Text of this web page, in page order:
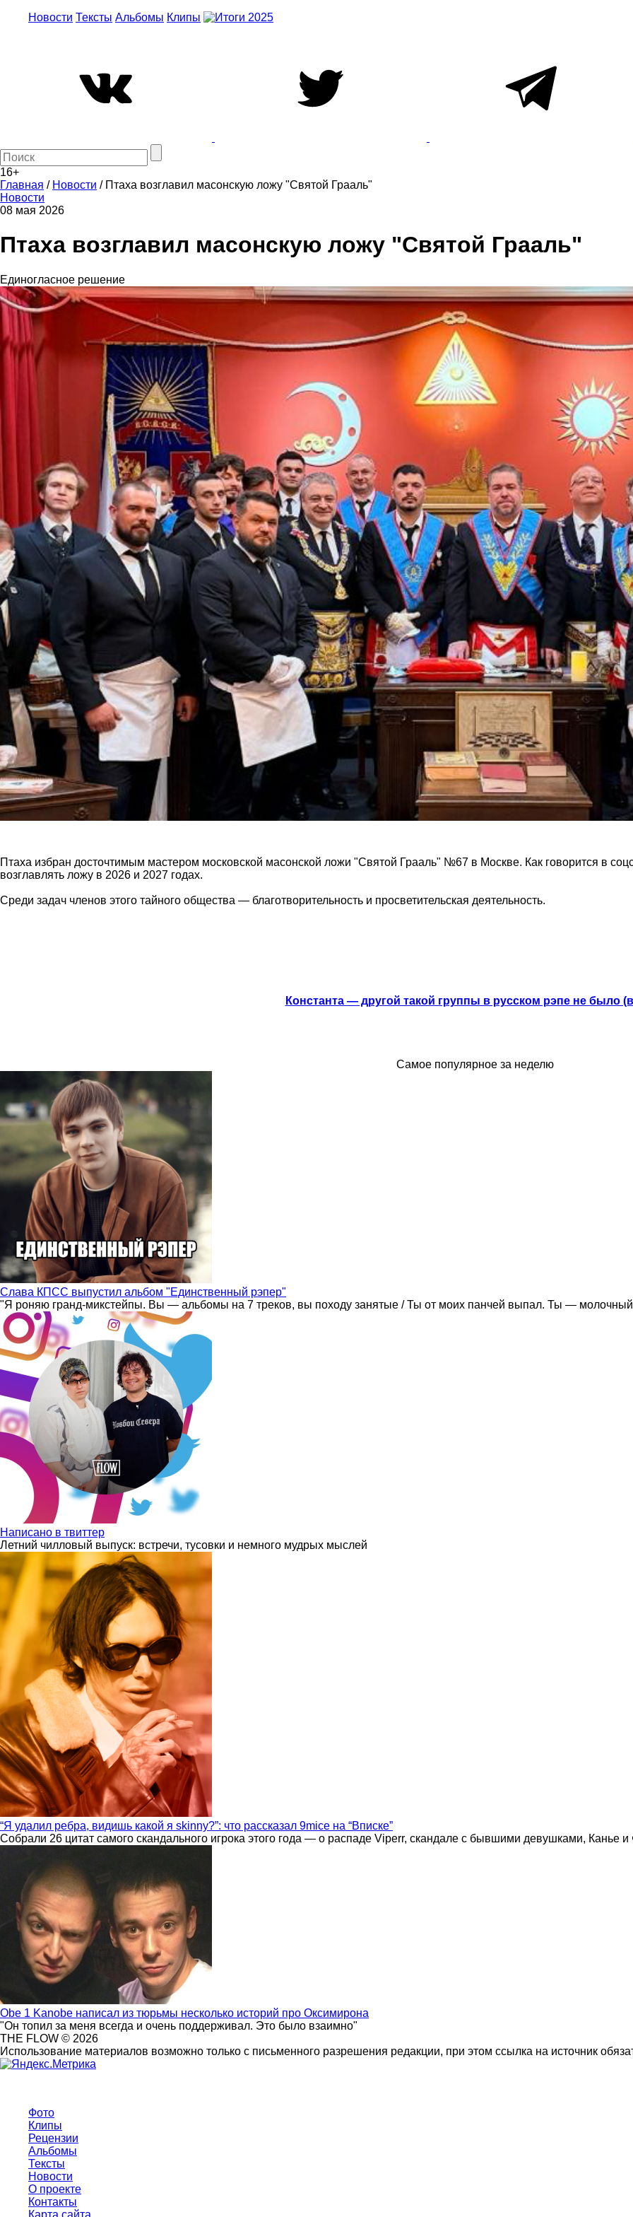
Новости Тексты Альбомы Клипы
16+
Главная / Новости / Птаха возглавил масонскую ложу "Святой Грааль"
Новости
08 мая 2026
Птаха возглавил масонскую ложу "Святой Грааль"
Единогласное решение
Птаха избран досточтимым мастером московской масонской ложи "Святой Грааль" №67 в Москве. Как говорится в
возглавлять ложу в 2026 и 2027 годах.
Среди задач членов этого тайного общества — благотворительность и просветительская деятельность.
Константа — другой такой группы в русском рэпе не было
Самое популярное за неделю
Слава КПСС выпустил альбом "Единственный рэпер"
"Я роняю гранд-микстейпы. Вы — альбомы на 7 треков, вы походу занятые / Ты от моих панчей выпал. Ты —
Написано в твиттер
Летний чилловый выпуск: встречи, тусовки и немного мудрых мыслей
“Я удалил ребра, видишь какой я skinny?”: что рассказал 9mice на “Вписке”
Собрали 26 цитат самого скандального игрока этого года — о распаде Viperr, скандале с бывшими девушками, Канье
Obe 1 Kanobe написал из тюрьмы несколько историй про Оксимирона
"Он топил за меня всегда и очень поддерживал. Это было взаимно"
THE FLOW © 2026
Использование материалов возможно только с письменного разрешения редакции, при этом ссылка на источник
Фото
Клипы
Рецензии
Альбомы
Тексты
Новости
О проекте
Контакты
Карта сайта